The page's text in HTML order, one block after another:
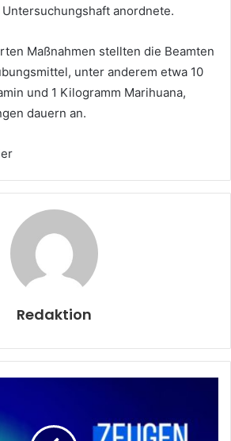
anordnete.
Maßnahmen stellten die Beamten
unter anderem etwa 10
und 1 Kilogramm Marihuana,
dauern an.
Redaktion